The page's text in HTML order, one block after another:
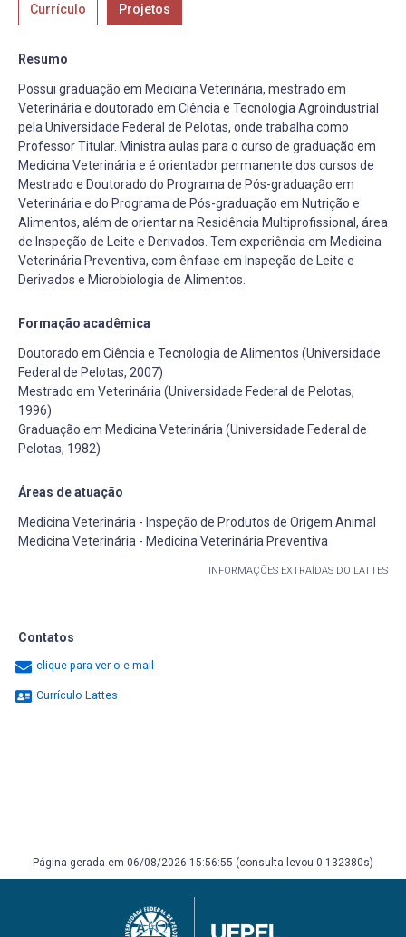
Currículo Projetos
Resumo
Possui graduação em Medicina Veterinária, mestrado em
Veterinária e doutorado em Ciência e Tecnologia Agroindustrial
pela Universidade Federal de Pelotas, onde trabalha como
Professor Titular. Ministra aulas para o curso de graduação em
Medicina Veterinária e é orientador permanente dos cursos de
Mestrado e Doutorado do Programa de Pós-graduação em
Veterinária e do Programa de Pós-graduação em Nutrição e
Alimentos, além de orientar na Residência Multiprofissional, área
de Inspeção de Leite e Derivados. Tem experiência em Medicina
Veterinária Preventiva, com ênfase em Inspeção de Leite e
Derivados e Microbiologia de Alimentos.
Formação acadêmica
Doutorado em Ciência e Tecnologia de Alimentos (Universidade
Federal de Pelotas, 2007)
Mestrado em Veterinária (Universidade Federal de Pelotas,
1996)
Graduação em Medicina Veterinária (Universidade Federal de
Pelotas, 1982)
Áreas de atuação
Medicina Veterinária - Inspeção de Produtos de Origem Animal
Medicina Veterinária - Medicina Veterinária Preventiva
INFORMAÇÕES EXTRAÍDAS DO LATTES
Contatos
clique para ver o e-mail
Currículo Lattes
Página gerada em 06/08/2026 15:56:55 (consulta levou 0.132380s)